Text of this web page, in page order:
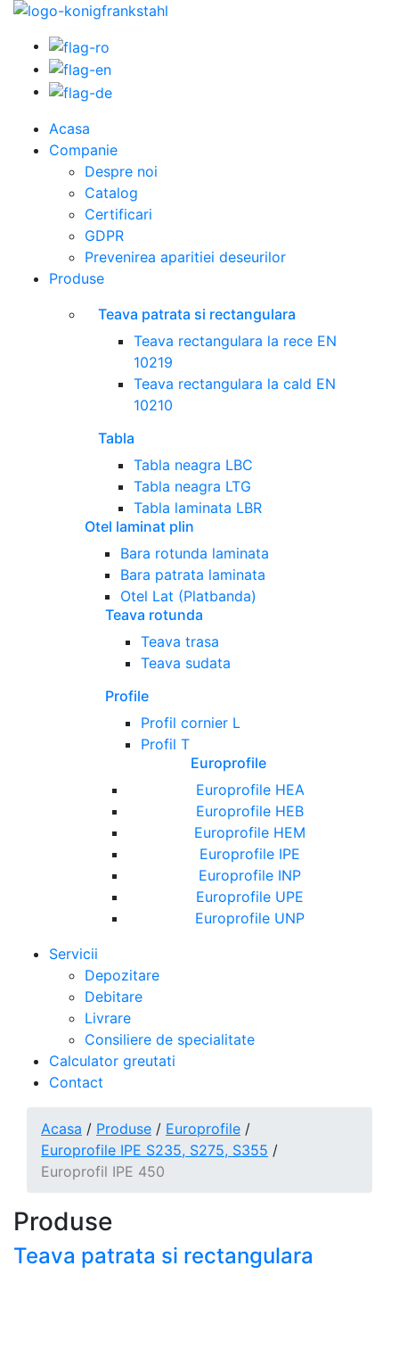
Acasa
Companie
Despre noi
Catalog
Certificari
GDPR
Prevenirea aparitiei deseurilor
Produse
Teava patrata si rectangulara
Teava rectangulara la rece EN
10219
Teava rectangulara la cald EN
10210
Tabla
Tabla neagra LBC
Tabla neagra LTG
Tabla laminata LBR
Otel laminat plin
Bara rotunda laminata
Bara patrata laminata
Otel Lat (Platbanda)
Teava rotunda
Teava trasa
Teava sudata
Profile
Profil cornier L
Profil T
Europrofile
Europrofile HEA
Europrofile HEB
Europrofile HEM
Europrofile IPE
Europrofile INP
Europrofile UPE
Europrofile UNP
Servicii
Depozitare
Debitare
Livrare
Consiliere de specialitate
Calculator greutati
Contact
Acasa / Produse / Europrofile /
Europrofile IPE S235, S275, S355 /
Europrofil IPE 450
Produse
Teava patrata si rectangulara